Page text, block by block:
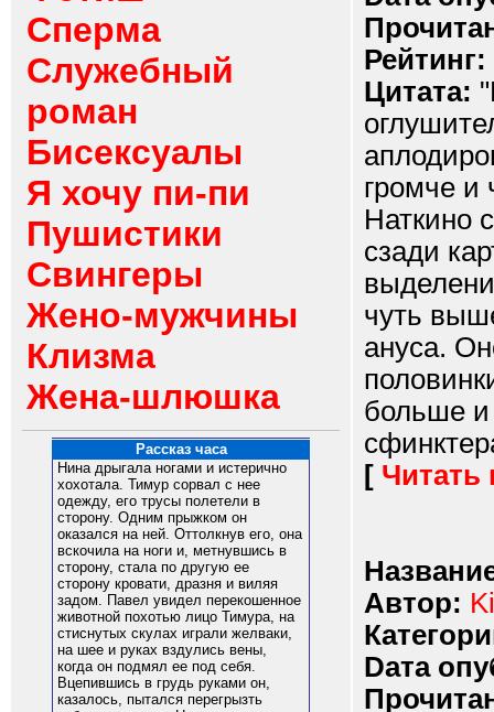
Сперма
Служебный
роман
Бисексуалы
Я хочу пи-пи
Пушистики
Свингеры
Жено-мужчины
Клизма
Жена-шлюшка
Рассказ часа
Нина дрыгала ногами и истерично
хохотала. Тимур сорвал с нее
одежду, его трусы полетели в
сторону. Одним прыжком он
оказался на ней. Оттолкнув его, она
вскочила на ноги и, метнувшись в
сторону, стала по другую ее
сторону кровати, дразня и виляя
задом. Павел увидел перекошенное
животной похотью лицо Тимура, на
стиснутых скулах играли желваки,
на шее и руках вздулись вены,
когда он подмял ее под себя.
Вцепившись в грудь руками он,
казалось, пытался перегрызть
Рейтинг:
Цитата:
громче и
Наткино
сзади
чуть
ануса.
больше и
[ Читать
Автор:
Dата